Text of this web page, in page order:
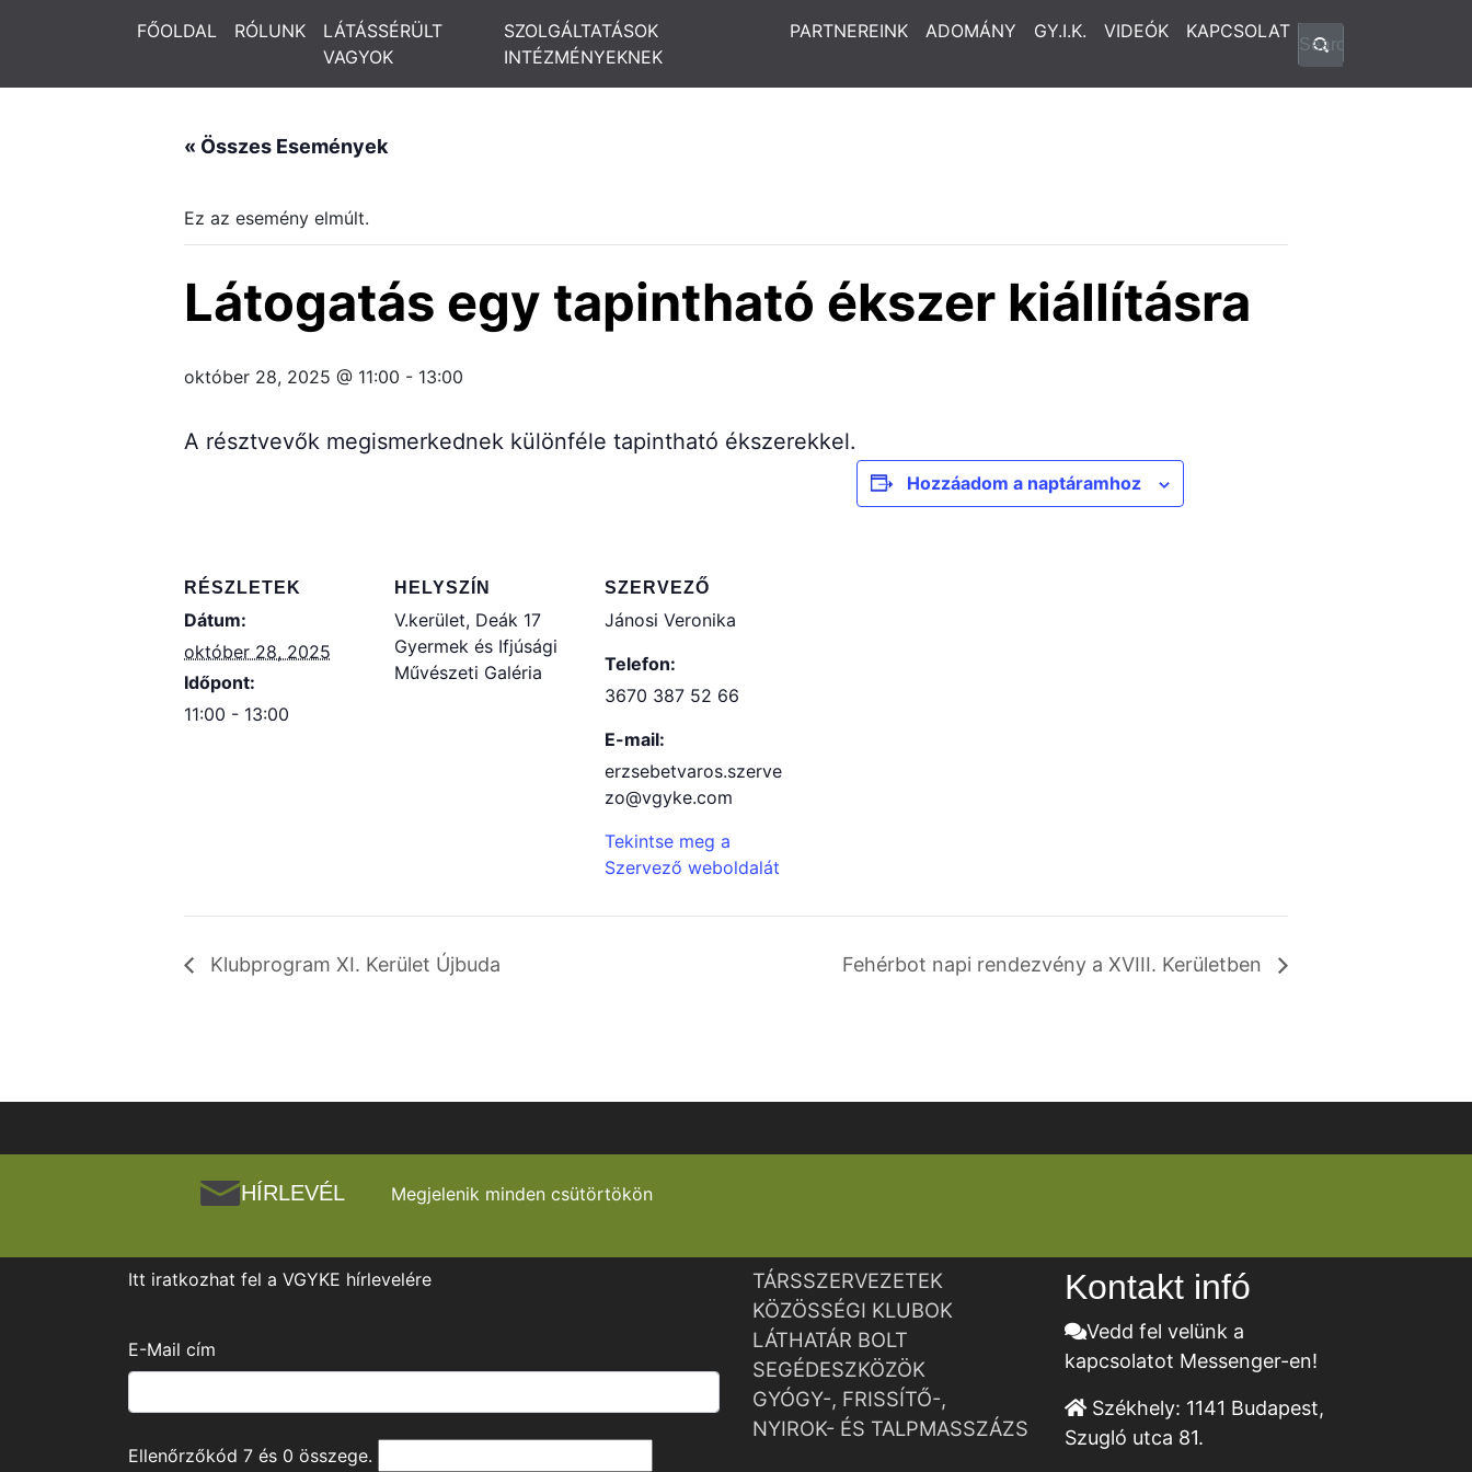
FŐOLDAL RÓLUNK
LÁTÁSSÉRÜLT
VAGYOK
SZOLGÁLTATÁSOK
INTÉZMÉNYEKNEK
PARTNEREINK ADOMÁNY GY.I.K. VIDEÓK KAPCSOLAT
« Összes Események
Ez az esemény elmúlt.
Látogatás egy tapintható ékszer kiállításra
október 28, 2025 @ 11:00 - 13:00
A résztvevők megismerkednek különféle tapintható ékszerekkel.
Hozzáadom a naptáramhoz
RÉSZLETEK
Dátum:
október 28, 2025
Időpont:
11:00 - 13:00
HELYSZÍN
V.kerület, Deák 17
Gyermek és Ifjúsági
Művészeti Galéria
SZERVEZŐ
Jánosi Veronika
Telefon:
3670 387 52 66
E-mail:
erzsebetvaros.szerve
zo@vgyke.com
Tekintse meg a
Szervező weboldalát
Klubprogram XI. Kerület Újbuda Fehérbot napi rendezvény a XVIII. Kerületben
HÍRLEVÉL Megjelenik minden csütörtökön
Itt iratkozhat fel a VGYKE hírlevelére
E-Mail cím
Ellenőrzőkód 7 és 0 összege.
TÁRSSZERVEZETEK
KÖZÖSSÉGI KLUBOK
LÁTHATÁR BOLT
SEGÉDESZKÖZÖK
GYÓGY-, FRISSÍTŐ-,
NYIROK- ÉS TALPMASSZÁZS
Kontakt infó
Vedd fel velünk a
kapcsolatot Messenger-en!
Székhely: 1141 Budapest,
Szugló utca 81.